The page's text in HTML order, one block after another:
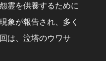
霊を供養するために
象が報告され、多く
は、泣塔のウワサ